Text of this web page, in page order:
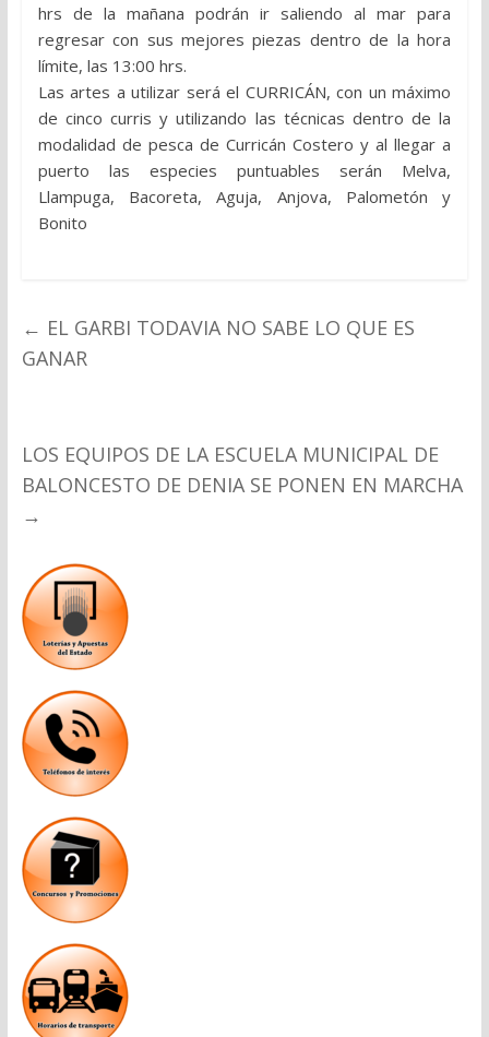
hrs de la mañana podrán ir saliendo al mar para
regresar con sus mejores piezas dentro de la hora
límite, las 13:00 hrs.
Las artes a utilizar será el CURRICÁN, con un máximo
de cinco curris y utilizando las técnicas dentro de la
modalidad de pesca de Curricán Costero y al llegar a
puerto las especies puntuables serán Melva,
Llampuga, Bacoreta, Aguja, Anjova, Palometón y
Bonito
← EL GARBI TODAVIA NO SABE LO QUE ES
GANAR
LOS EQUIPOS DE LA ESCUELA MUNICIPAL DE
BALONCESTO DE DENIA SE PONEN EN MARCHA
→